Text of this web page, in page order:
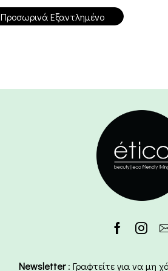
Προσωρινά Εξαντλημένο
Newsletter: Γραφτείτε για να μη